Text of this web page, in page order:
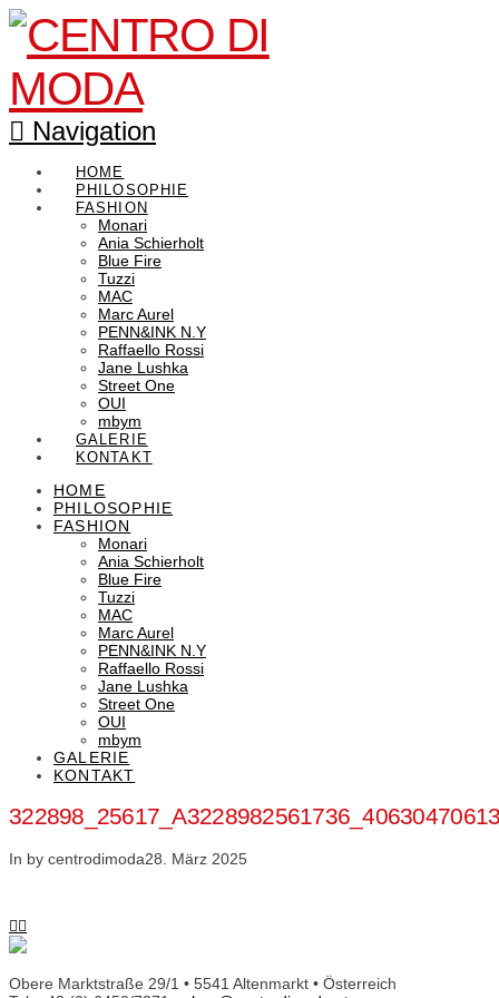
Navigation
HOME
PHILOSOPHIE
FASHION
Monari
Ania Schierholt
Blue Fire
Tuzzi
MAC
Marc Aurel
PENN&INK N.Y
Raffaello Rossi
Jane Lushka
Street One
OUI
mbym
GALERIE
KONTAKT
HOME
PHILOSOPHIE
FASHION
Monari
Ania Schierholt
Blue Fire
Tuzzi
MAC
Marc Aurel
PENN&INK N.Y
Raffaello Rossi
Jane Lushka
Street One
OUI
mbym
GALERIE
KONTAKT
In by centrodimoda28. März 2025
Obere Marktstraße 29/1 • 5541 Altenmarkt • Österreich